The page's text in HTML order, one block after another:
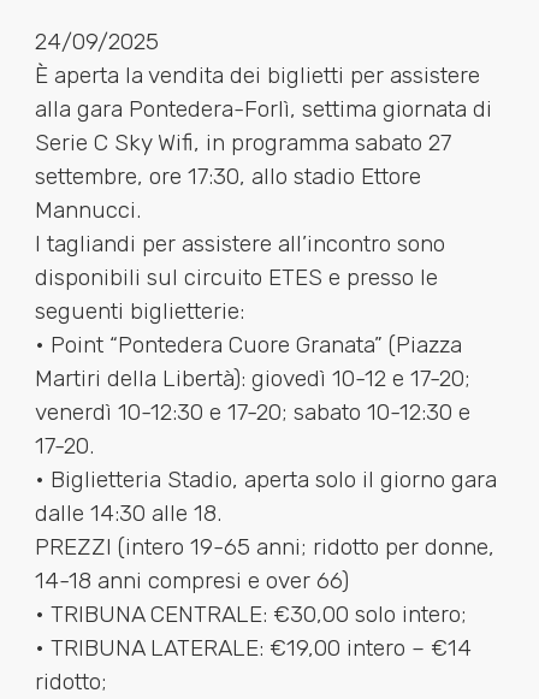
24/09/2025
È aperta la vendita dei biglietti per assistere
alla gara Pontedera-Forlì, settima giornata di
Serie C Sky Wifi, in programma sabato 27
settembre, ore 17:30, allo stadio Ettore
Mannucci.
I tagliandi per assistere all’incontro sono
disponibili sul circuito ETES e presso le
seguenti biglietterie:
• Point “Pontedera Cuore Granata” (Piazza
Martiri della Libertà): giovedì 10-12 e 17-20;
venerdì 10-12:30 e 17-20; sabato 10-12:30 e
17-20.
• Biglietteria Stadio, aperta solo il giorno gara
dalle 14:30 alle 18.
PREZZI (intero 19-65 anni; ridotto per donne,
14-18 anni compresi e over 66)
• TRIBUNA CENTRALE: €30,00 solo intero;
• TRIBUNA LATERALE: €19,00 intero – €14
ridotto;